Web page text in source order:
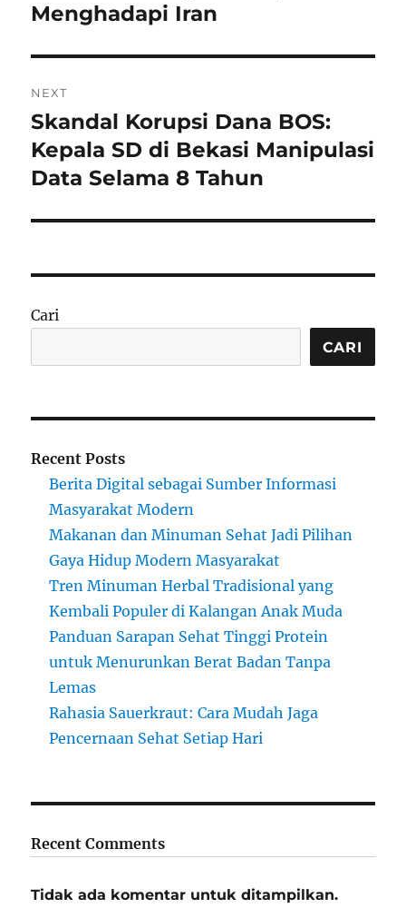
Menghadapi Iran
NEXT
Next
post:
Skandal Korupsi Dana BOS:
Kepala SD di Bekasi Manipulasi
Data Selama 8 Tahun
Cari
CARI
Recent Posts
Berita Digital sebagai Sumber Informasi
Masyarakat Modern
Makanan dan Minuman Sehat Jadi Pilihan
Gaya Hidup Modern Masyarakat
Tren Minuman Herbal Tradisional yang
Kembali Populer di Kalangan Anak Muda
Panduan Sarapan Sehat Tinggi Protein
untuk Menurunkan Berat Badan Tanpa
Lemas
Rahasia Sauerkraut: Cara Mudah Jaga
Pencernaan Sehat Setiap Hari
Recent Comments
Tidak ada komentar untuk ditampilkan.